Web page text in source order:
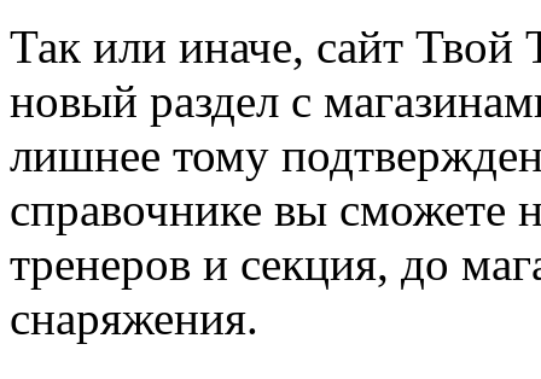
Так или иначе, сайт Твой
новый раздел с
лишнее тому
справочнике вы сможете
тренеров и секция, до
снаряжения.